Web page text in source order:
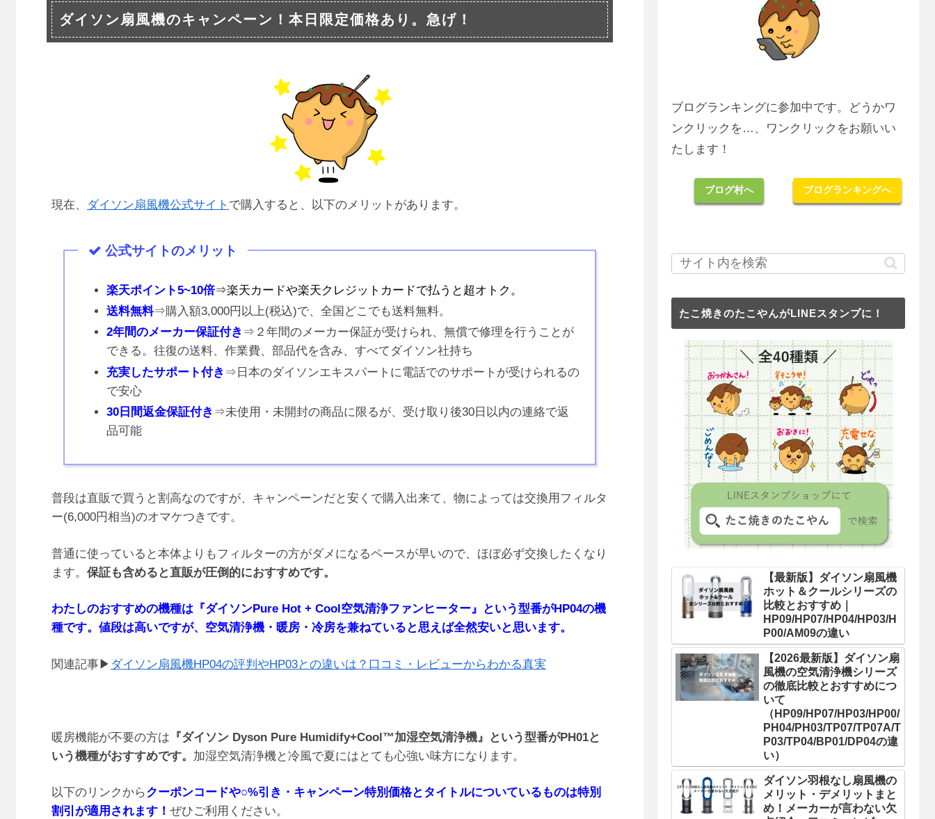
ダイソン扇風機のキャンペーン！本日限定価格あり。急げ！
現在、 ダイソン扇風機公式サイト で購入すると、以下のメリットがあります。
公式サイトのメリット
楽天ポイント5~10倍⇒楽天カードや楽天クレジットカードで払うと超オトク。
送料無料⇒購入額3,000円以上(税込)で、全国どこでも送料無料。
2年間のメーカー保証付き ⇒２年間のメーカー保証が受けられ、無償で修理を行うことが
できる。往復の送料、作業費、部品代を含み、すべてダイソン社持ち
充実したサポート付き ⇒日本のダイソンエキスパートに電話でのサポートが受けられるの
で安心
30日間返金保証付き ⇒未使用・未開封の商品に限るが、受け取り後30日以内の連絡で返
品可能
普段は直販で買うと割高なのですが、キャンペーンだと安くで購入出来て、物によっては交換用フィルタ
ー(6,000円相当)のオマケつきです。
普通に使っていると本体よりもフィルターの方がダメになるペースが早いので、ほぼ必ず交換したくなり
ます。 保証も含めると直販が圧倒的におすすめです。
わたしのおすすめの機種は 『ダイソンPure Hot + Cool空気清浄ファンヒーター』
という型番がHP04の機
種です。値段は高いですが、空気清浄機・暖房・冷房を兼ねていると思えば全然安いと思います。
関連記事▶ ダイソン扇風機HP04の評判やHP03との違いは？口コミ・レビューからわかる真実
暖房機能が不要の方は 『ダイソン Dyson Pure Humidify+Cool™加湿空気清浄機』という型番がPH01と
いう機種がおすすめです。 加湿空気清浄機と冷風で夏にはとても心強い味方になります。
以下のリンクからクーポンコードや○%引き・キャンペーン特別価格とタイトルについているものは特別
割引が適用されます！ ぜひご利用ください。
ブログランキングに参加中です。どうかワ
ンクリックを…、ワンクリックをお願いい
たします！
ブログ村へ ブログランキングへ
たこ焼きのたこやんがLINEスタンプに！
【最新版】ダイソン扇風機
ホット＆クールシリーズの
比較とおすすめ｜
HP09/HP07/HP04/HP03/H
P00/AM09の違い
【2026最新版】ダイソン扇
風機の空気清浄機シリーズ
の徹底比較とおすすめにつ
いて
（HP09/HP07/HP03/HP00/
PH04/PH03/TP07/TP07A/T
P03/TP04/BP01/DP04の違
い）
ダイソン羽根なし扇風機の
メリット・デメリットまと
め！メーカーが言わない欠